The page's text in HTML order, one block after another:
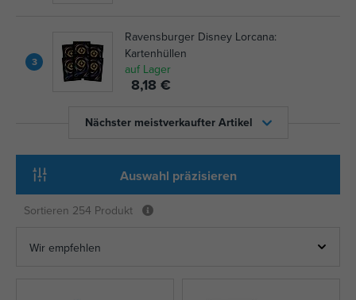
3
Ravensburger Disney Lorcana:
Kartenhüllen
auf Lager
8,18 €
Nächster meistverkaufter Artikel
Auswahl präzisieren
Sortieren 254 Produkt